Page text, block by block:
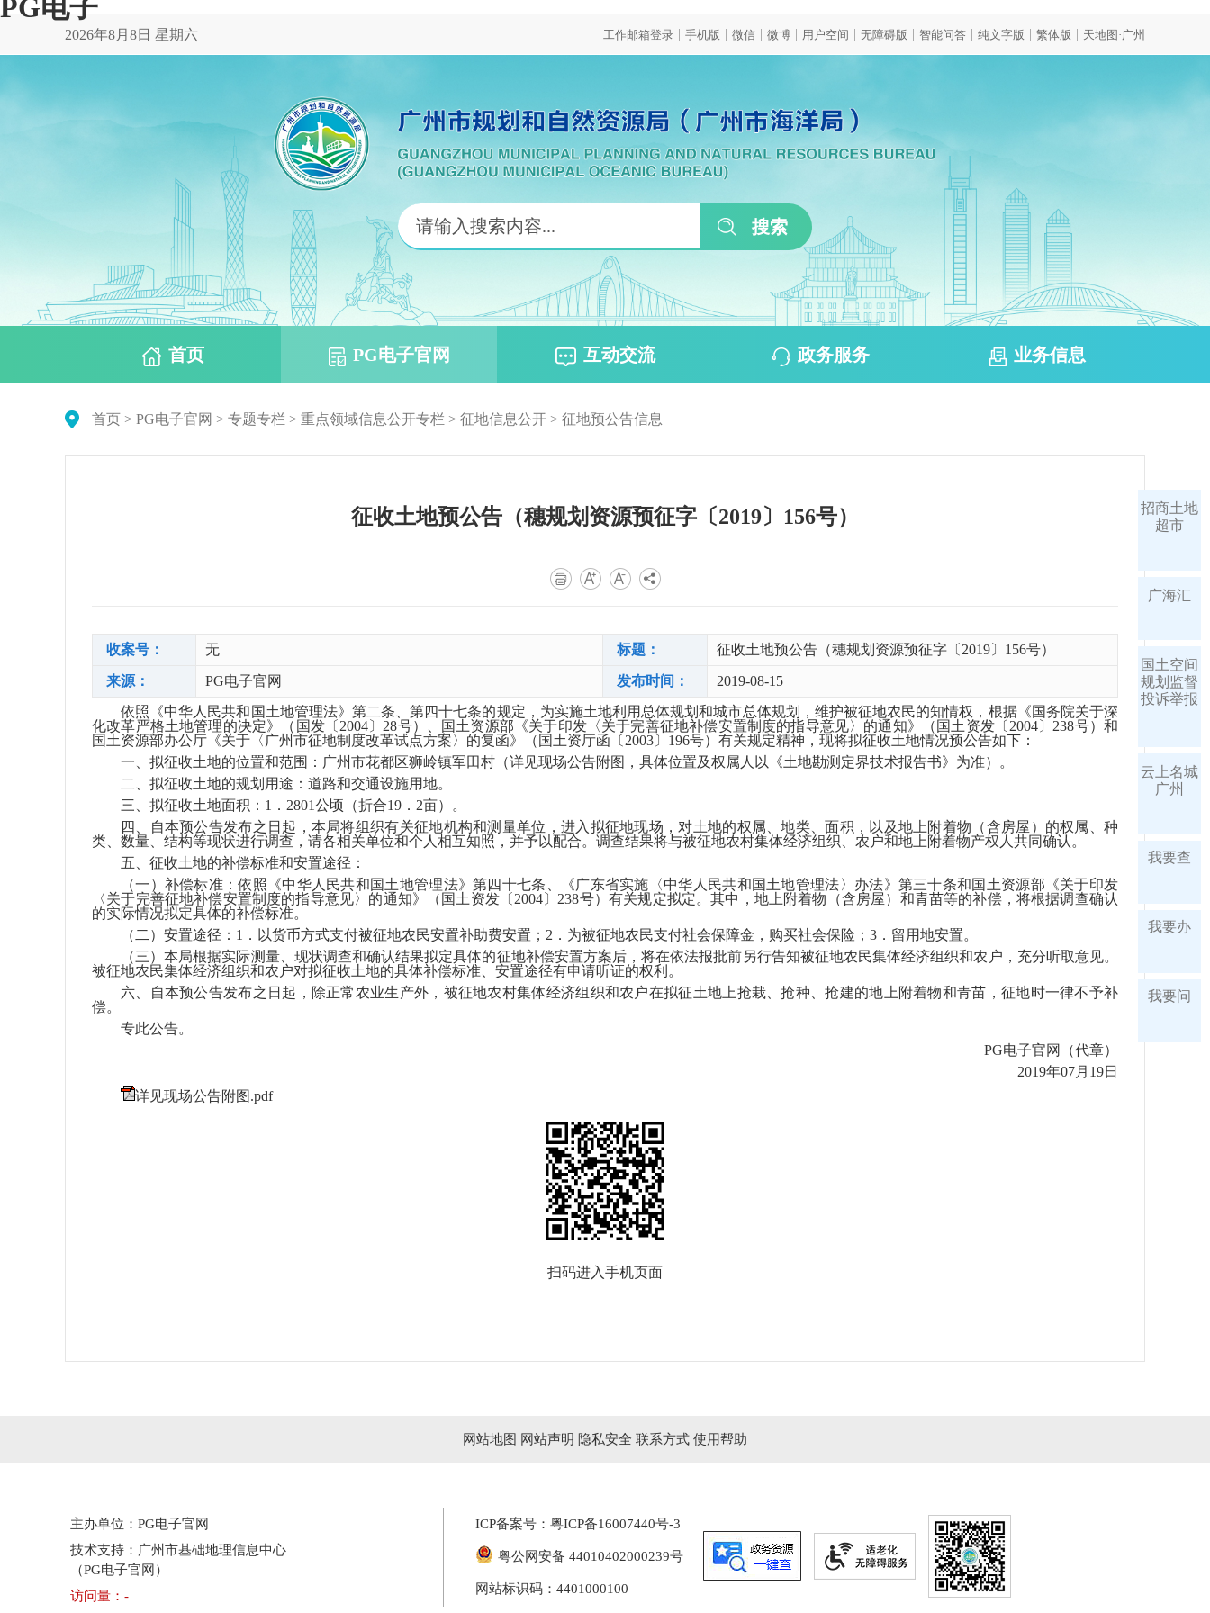
PG电子
2026年8月8日 星期六 工作邮箱登录 | 手机版 | 微信 | 微博 | 用户空间 | 无障碍版 | 智能问答 | 纯文字版 | 繁体版 | 天地图·广州
首页 PG电子官网 互动交流 政务服务 业务信息
首页 > PG电子官网 > 专题专栏 > 重点领域信息公开专栏 > 征地信息公开 > 征地预公告信息
征收土地预公告（穗规划资源预征字〔2019〕156号）
收案号： 无 标题： 征收土地预公告（穗规划资源预征字〔2019〕156号）
来源： PG电子官网 发布时间：
2019-08-15
依照《中华人民共和国土地管理法》第二条、第四十七条的规定，为实施土地利用总体规划和城市总体规划，维护被征地农民的知情权，根据《国务院关于深
化改革严格土地管理的决定》（国发〔2004〕28号）、国土资源部《关于印发〈关于完善征地补偿安置制度的指导意见〉的通知》（国土资发〔2004〕238号）和
国土资源部办公厅《关于〈广州市征地制度改革试点方案〉的复函》（国土资厅函〔2003〕196号）有关规定精神，现将拟征收土地情况预公告如下：
一、拟征收土地的位置和范围：广州市花都区狮岭镇军田村（详见现场公告附图，具体位置及权属人以《土地勘测定界技术报告书》为准）。
二、拟征收土地的规划用途：道路和交通设施用地。
三、拟征收土地面积：1．2801公顷（折合19．2亩）。
四、自本预公告发布之日起，本局将组织有关征地机构和测量单位，进入拟征地现场，对土地的权属、地类、面积，以及地上附着物（含房屋）的权属、种
类、数量、结构等现状进行调查，请各相关单位和个人相互知照，并予以配合。调查结果将与被征地农村集体经济组织、农户和地上附着物产权人共同确认。
五、征收土地的补偿标准和安置途径：
（一）补偿标准：依照《中华人民共和国土地管理法》第四十七条、《广东省实施〈中华人民共和国土地管理法〉办法》第三十条和国土资源部《关于印发
〈关于完善征地补偿安置制度的指导意见〉的通知》（国土资发〔2004〕238号）有关规定拟定。其中，地上附着物（含房屋）和青苗等的补偿，将根据调查确认
的实际情况拟定具体的补偿标准。
（二）安置途径：1．以货币方式支付被征地农民安置补助费安置；2．为被征地农民支付社会保障金，购买社会保险；3．留用地安置。
（三）本局根据实际测量、现状调查和确认结果拟定具体的征地补偿安置方案后，将在依法报批前另行告知被征地农民集体经济组织和农户，充分听取意见。
被征地农民集体经济组织和农户对拟征收土地的具体补偿标准、安置途径有申请听证的权利。
六、自本预公告发布之日起，除正常农业生产外，被征地农村集体经济组织和农户在拟征土地上抢栽、抢种、抢建的地上附着物和青苗，征地时一律不予补
偿。
专此公告。
PG电子官网（代章）
2019年07月19日
详见现场公告附图.pdf
扫码进入手机页面
招商土地
超市
广海汇
国土空间
规划监督
投诉举报
云上名城
广州
我要查
我要办
我要问
网站地图 网站声明 隐私安全 联系方式 使用帮助
主办单位：PG电子官网
技术支持：广州市基础地理信息中心
（PG电子官网）
访问量： -
ICP备案号： 粤ICP备16007440号-3
粤公网安备 44010402000239号
网站标识码：4401000100